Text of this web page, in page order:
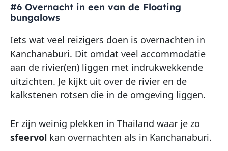
#6 Overnacht in een van de Floating
bungalows
Iets wat veel reizigers doen is overnachten in
Kanchanaburi. Dit omdat veel accommodatie
aan de rivier(en) liggen met indrukwekkende
uitzichten. Je kijkt uit over de rivier en de
kalkstenen rotsen die in de omgeving liggen.
Er zijn weinig plekken in Thailand waar je zo
sfeervol kan overnachten als in Kanchanaburi.